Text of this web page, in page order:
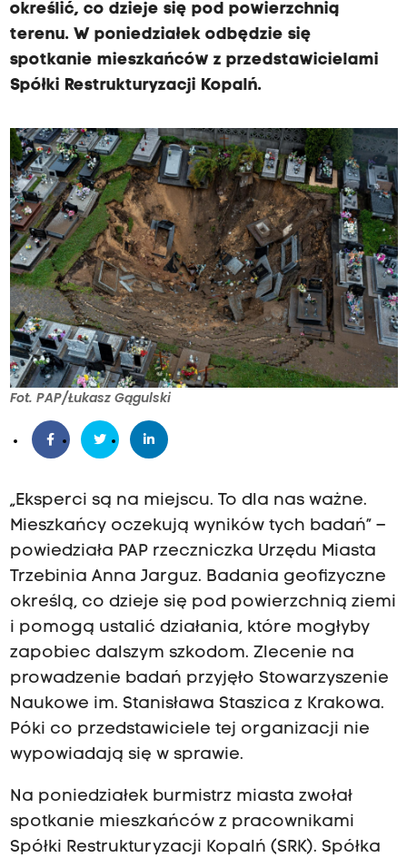
określić, co dzieje się pod powierzchnią
terenu. W poniedziałek odbędzie się
spotkanie mieszkańców z przedstawicielami
Spółki Restrukturyzacji Kopalń.
Fot. PAP/Łukasz Gągulski
„Eksperci są na miejscu. To dla nas ważne.
Mieszkańcy oczekują wyników tych badań” –
powiedziała PAP rzeczniczka Urzędu Miasta
Trzebinia Anna Jarguz. Badania geofizyczne
określą, co dzieje się pod powierzchnią ziemi
i pomogą ustalić działania, które mogłyby
zapobiec dalszym szkodom. Zlecenie na
prowadzenie badań przyjęło Stowarzyszenie
Naukowe im. Stanisława Staszica z Krakowa.
Póki co przedstawiciele tej organizacji nie
wypowiadają się w sprawie.
Na poniedziałek burmistrz miasta zwołał
spotkanie mieszkańców z pracownikami
Spółki Restrukturyzacji Kopalń (SRK). Spółka